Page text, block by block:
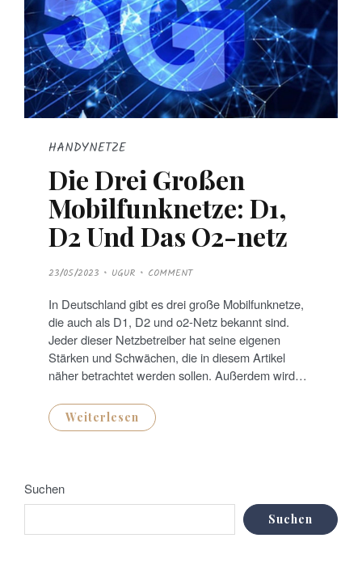
HANDYNETZE
Die Drei Großen
Mobilfunknetze: D1,
D2 Und Das O2-netz
P
O
T
E
D
O
N
23/05/2023 UGUR COMMENT
In Deutschland gibt es drei große Mobilfunknetze,
die auch als D1, D2 und o2-Netz bekannt sind.
Jeder dieser Netzbetreiber hat seine eigenen
Stärken und Schwächen, die in diesem Artikel
näher betrachtet werden sollen. Außerdem wird…
Weiterlesen
Suchen
Suchen